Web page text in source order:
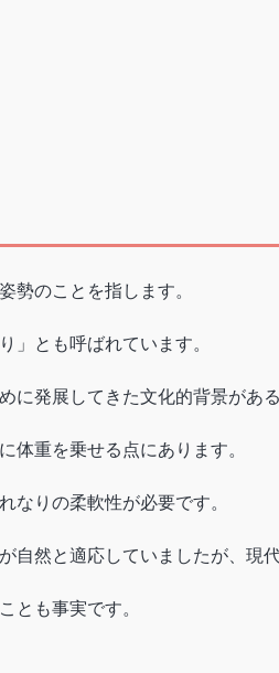
勢のことを指します。
」とも呼ばれています。
に発展してきた文化的背景がある
体重を乗せる点にあります。
なりの柔軟性が必要です。
自然と適応していましたが、現
とも事実です。